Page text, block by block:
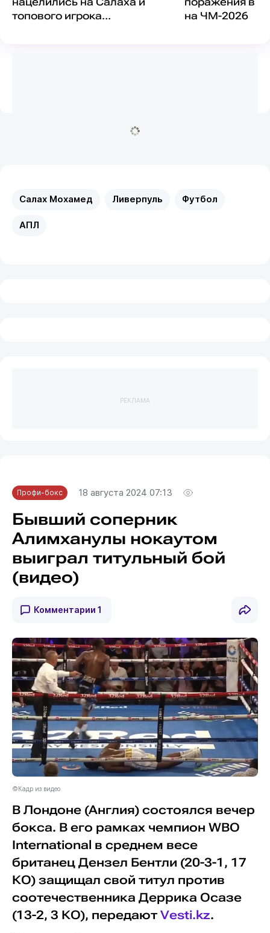
топового игрока
на ЧМ-2026
Салах Мохамед Ливерпуль Футбол
АПЛ
РЕКЛАМА
Профи-бокс 18 августа 2024 07:13
Бывший соперник
Алимханулы нокаутом
выиграл титульный бой
(видео)
Комментарии 1
©Кадр из видео
В Лондоне (Англия) состоялся вечер
бокса. В его рамках чемпион WBO
International в среднем весе
британец Дензел Бентли (20-3-1, 17
КО) защищал свой титул против
соотечественника Деррика Осазе
(13-2, 3 КО), передают Vesti.kz.